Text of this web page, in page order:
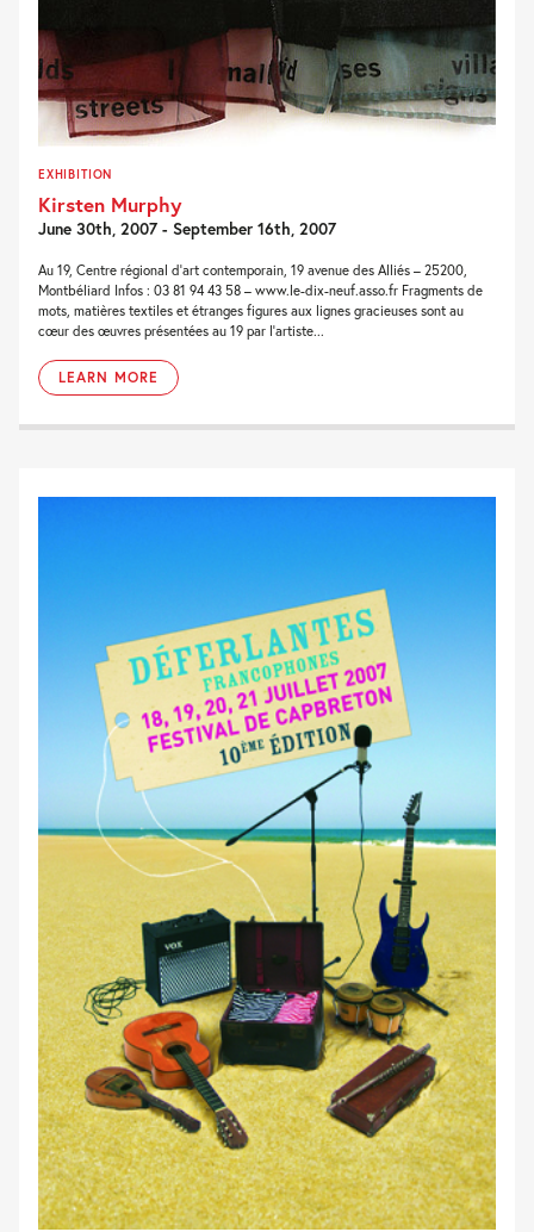
EXHIBITION
Kirsten Murphy
June 30th, 2007 - September 16th, 2007
Au 19, Centre régional d’art contemporain, 19 avenue des Alliés – 25200,
Montbéliard Infos : 03 81 94 43 58 – www.le-dix-neuf.asso.fr Fragments de
mots, matières textiles et étranges figures aux lignes gracieuses sont au
cœur des œuvres présentées au 19 par l’artiste...
LEARN MORE